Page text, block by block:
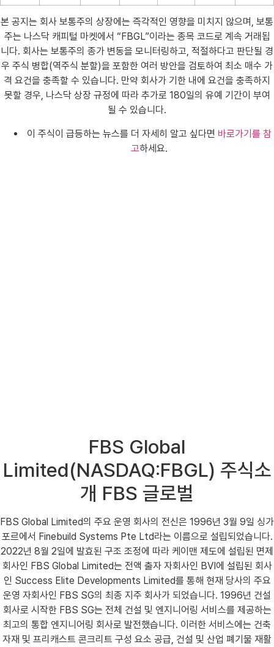
본 공지는 회사 보통주의 상장에는 즉각적인 영향을 미치지 않으며, 보통
주는 나스닥 캐피털 마켓에서 “FBGL”이라는 종목 코드로 계속 거래됩
니다. 회사는 보통주의 종가 변동을 모니터링하고, 적절하다고 판단될 경
우 주식 병합(역주식 분할)을 포함한 여러 방안을 검토하여 최소 매수 가
격 요건을 충족할 수 있습니다. 만약 회사가 기한 내에 요건을 충족하지
못할 경우, 나스닥 상장 규정에 따라 추가로 180일의 유예 기간이 부여
될 수 있습니다.
이 주식이 급등하는 뉴스를 더 자세히 알고 싶다면 바로가기를 참
고하세요.
FBS Global
Limited(NASDAQ:FBGL) 주식소
개 FBS 글로벌
FBS Global Limited의 주요 운영 회사의 전신은 1996년 3월 9일 싱가
포르에서 Finebuild Systems Pte Ltd라는 이름으로 설립되었습니다.
2022년 8월 2일에 발효된 구조 조정에 따라 케이맨 제도에 설립된 면제
회사인 FBS Global Limited는 전액 출자 자회사인 BVI에 설립된 회사
인 Success Elite Developments Limited를 통해 현재 당사의 주요
운영 자회사인 FBS SG의 최종 지주 회사가 되었습니다. 1996년 건설
회사로 시작한 FBS SG는 전체 건설 및 엔지니어링 서비스를 제공하는
최고의 통합 엔지니어링 회사로 발전했습니다. 이러한 서비스에는 건축
자재 및 프리캐스트 콘크리트 구성 요소 공급, 건설 및 산업 폐기물 재활